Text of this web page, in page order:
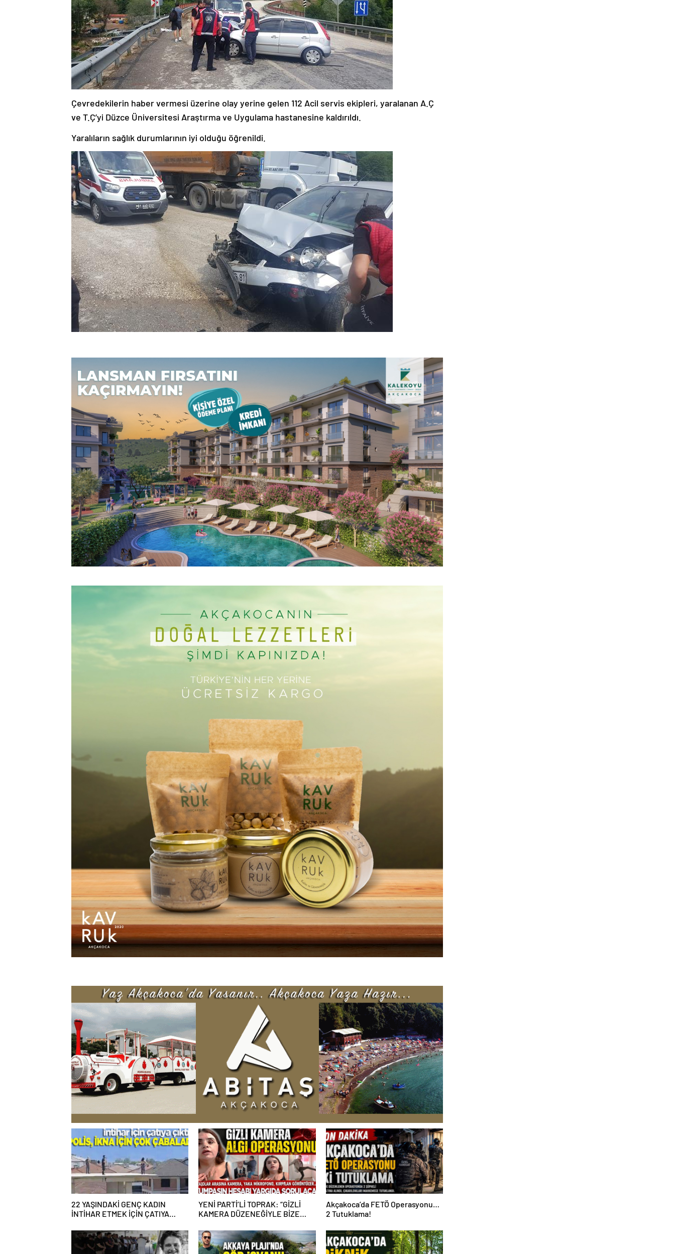
Çevredekilerin haber vermesi üzerine olay yerine gelen 112 Acil servis ekipleri, yaralanan A.Ç
ve T.Ç’yi Düzce Üniversitesi Araştırma ve Uygulama hastanesine kaldırıldı.
Yaralıların sağlık durumlarının iyi olduğu öğrenildi.
22 YAŞINDAKİ GENÇ KADIN
İNTİHAR ETMEK İÇİN ÇATIYA
YENİ PARTİ’Lİ TOPRAK: “GİZLİ
KAMERA DÜZENEĞİYLE BİZE
Akçakoca’da FETÖ Operasyonu…
2 Tutuklama!